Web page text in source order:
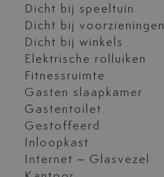
Dicht bij speeltuin
Dicht bij voorzieningen
Dicht bij winkels
Elektrische rolluiken
Fitnessruimte
Gasten slaapkamer
Gastentoilet
Gestoffeerd
Inloopkast
Internet – Glasvezel